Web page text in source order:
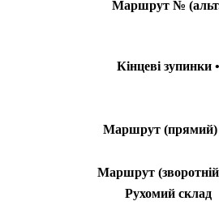
Маршрут №
Кінцеві зупинки •
Маршрут
Маршрут
Рухомий склад